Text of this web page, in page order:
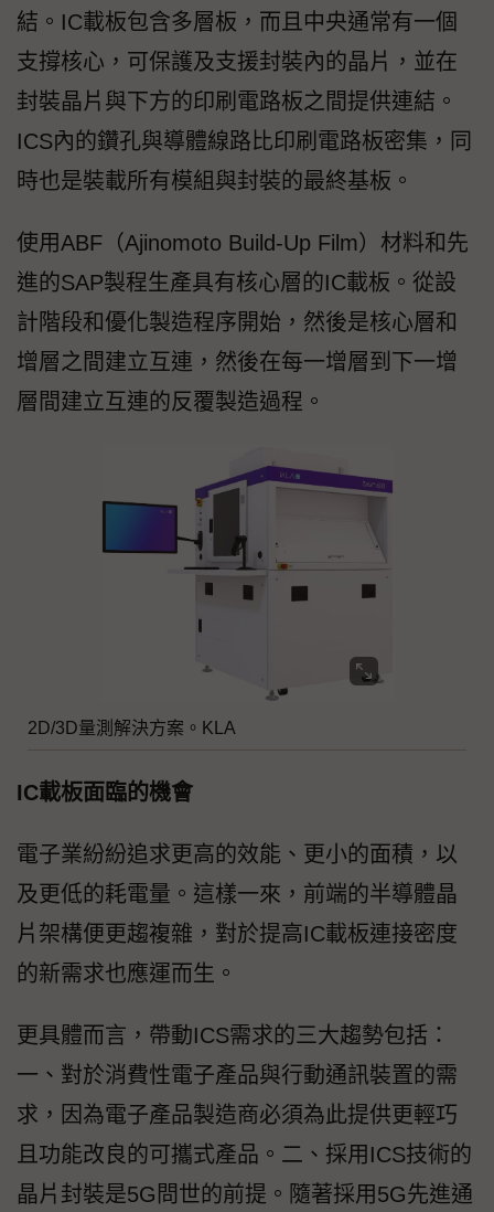
結。IC載板包含多層板，而且中央通常有一個
支撐核心，可保護及支援封裝內的晶片，並在
封裝晶片與下方的印刷電路板之間提供連結。
ICS內的鑽孔與導體線路比印刷電路板密集，同
時也是裝載所有模組與封裝的最終基板。
使用ABF（Ajinomoto Build-Up Film）材料和先
進的SAP製程生產具有核心層的IC載板。從設
計階段和優化製造程序開始，然後是核心層和
增層之間建立互連，然後在每一增層到下一增
層間建立互連的反覆製造過程。
2D/3D量測解決方案。KLA
IC載板面臨的機會
電子業紛紛追求更高的效能、更小的面積，以
及更低的耗電量。這樣一來，前端的半導體晶
片架構便更趨複雜，對於提高IC載板連接密度
的新需求也應運而生。
更具體而言，帶動ICS需求的三大趨勢包括：
一、對於消費性電子產品與行動通訊裝置的需
求，因為電子產品製造商必須為此提供更輕巧
且功能改良的可攜式產品。二、採用ICS技術的
晶片封裝是5G問世的前提。隨著採用5G先進通